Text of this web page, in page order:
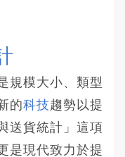
規模大小、類型
的科技趨勢以提
送貨統計」這項
是現代致力於提